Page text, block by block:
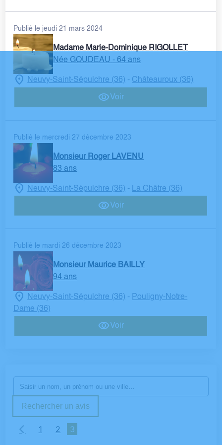
Publié le jeudi 21 mars 2024
Madame Marie-Dominique RIGOLLET
Née GOUDEAU - 64 ans
Neuvy-Saint-Sépulchre (36) - Châteauroux (36)
Voir
Publié le mercredi 27 décembre 2023
Monsieur Roger LAVENU
83 ans
Neuvy-Saint-Sépulchre (36) - La Châtre (36)
Voir
Publié le mardi 26 décembre 2023
Monsieur Maurice BAILLY
94 ans
Neuvy-Saint-Sépulchre (36) - Pouligny-Notre-
Dame (36)
Voir
Rechercher un avis
1 2 3